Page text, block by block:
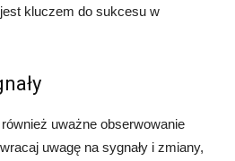
kluczem do sukcesu w
uważne obserwowanie
uwagę na sygnały i zmiany,